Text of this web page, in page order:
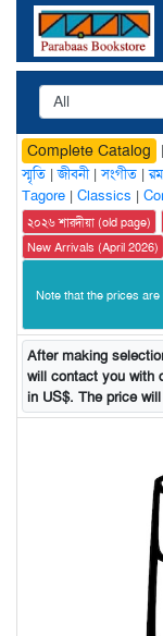
Complete Catalog
স্মৃতি |জীবনী|সংগীত |
Tagore | Classics |
২০২৬ শারদীয়া (old page)
New Arrivals (April 2026)
Note that the prices
After making
will contact you with
in US$. The price